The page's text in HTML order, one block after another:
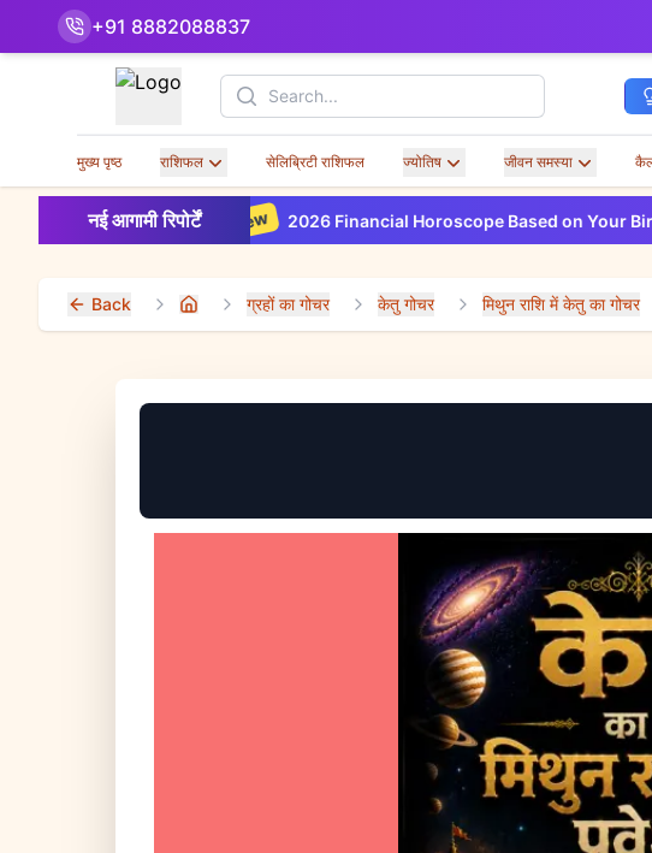
+91 8882088837
Search
मुख्य पृष्ठ राशिफल सेलिब्रिटी राशिफल ज्योतिष जीवन समस्या
नई आगामी रिपोर्टें
New 2026 Financial Horoscope Based on Your Birth Chart
Back Home ग्रहों का गोचर केतु गोचर मिथुन राशि में केतु का गोचर